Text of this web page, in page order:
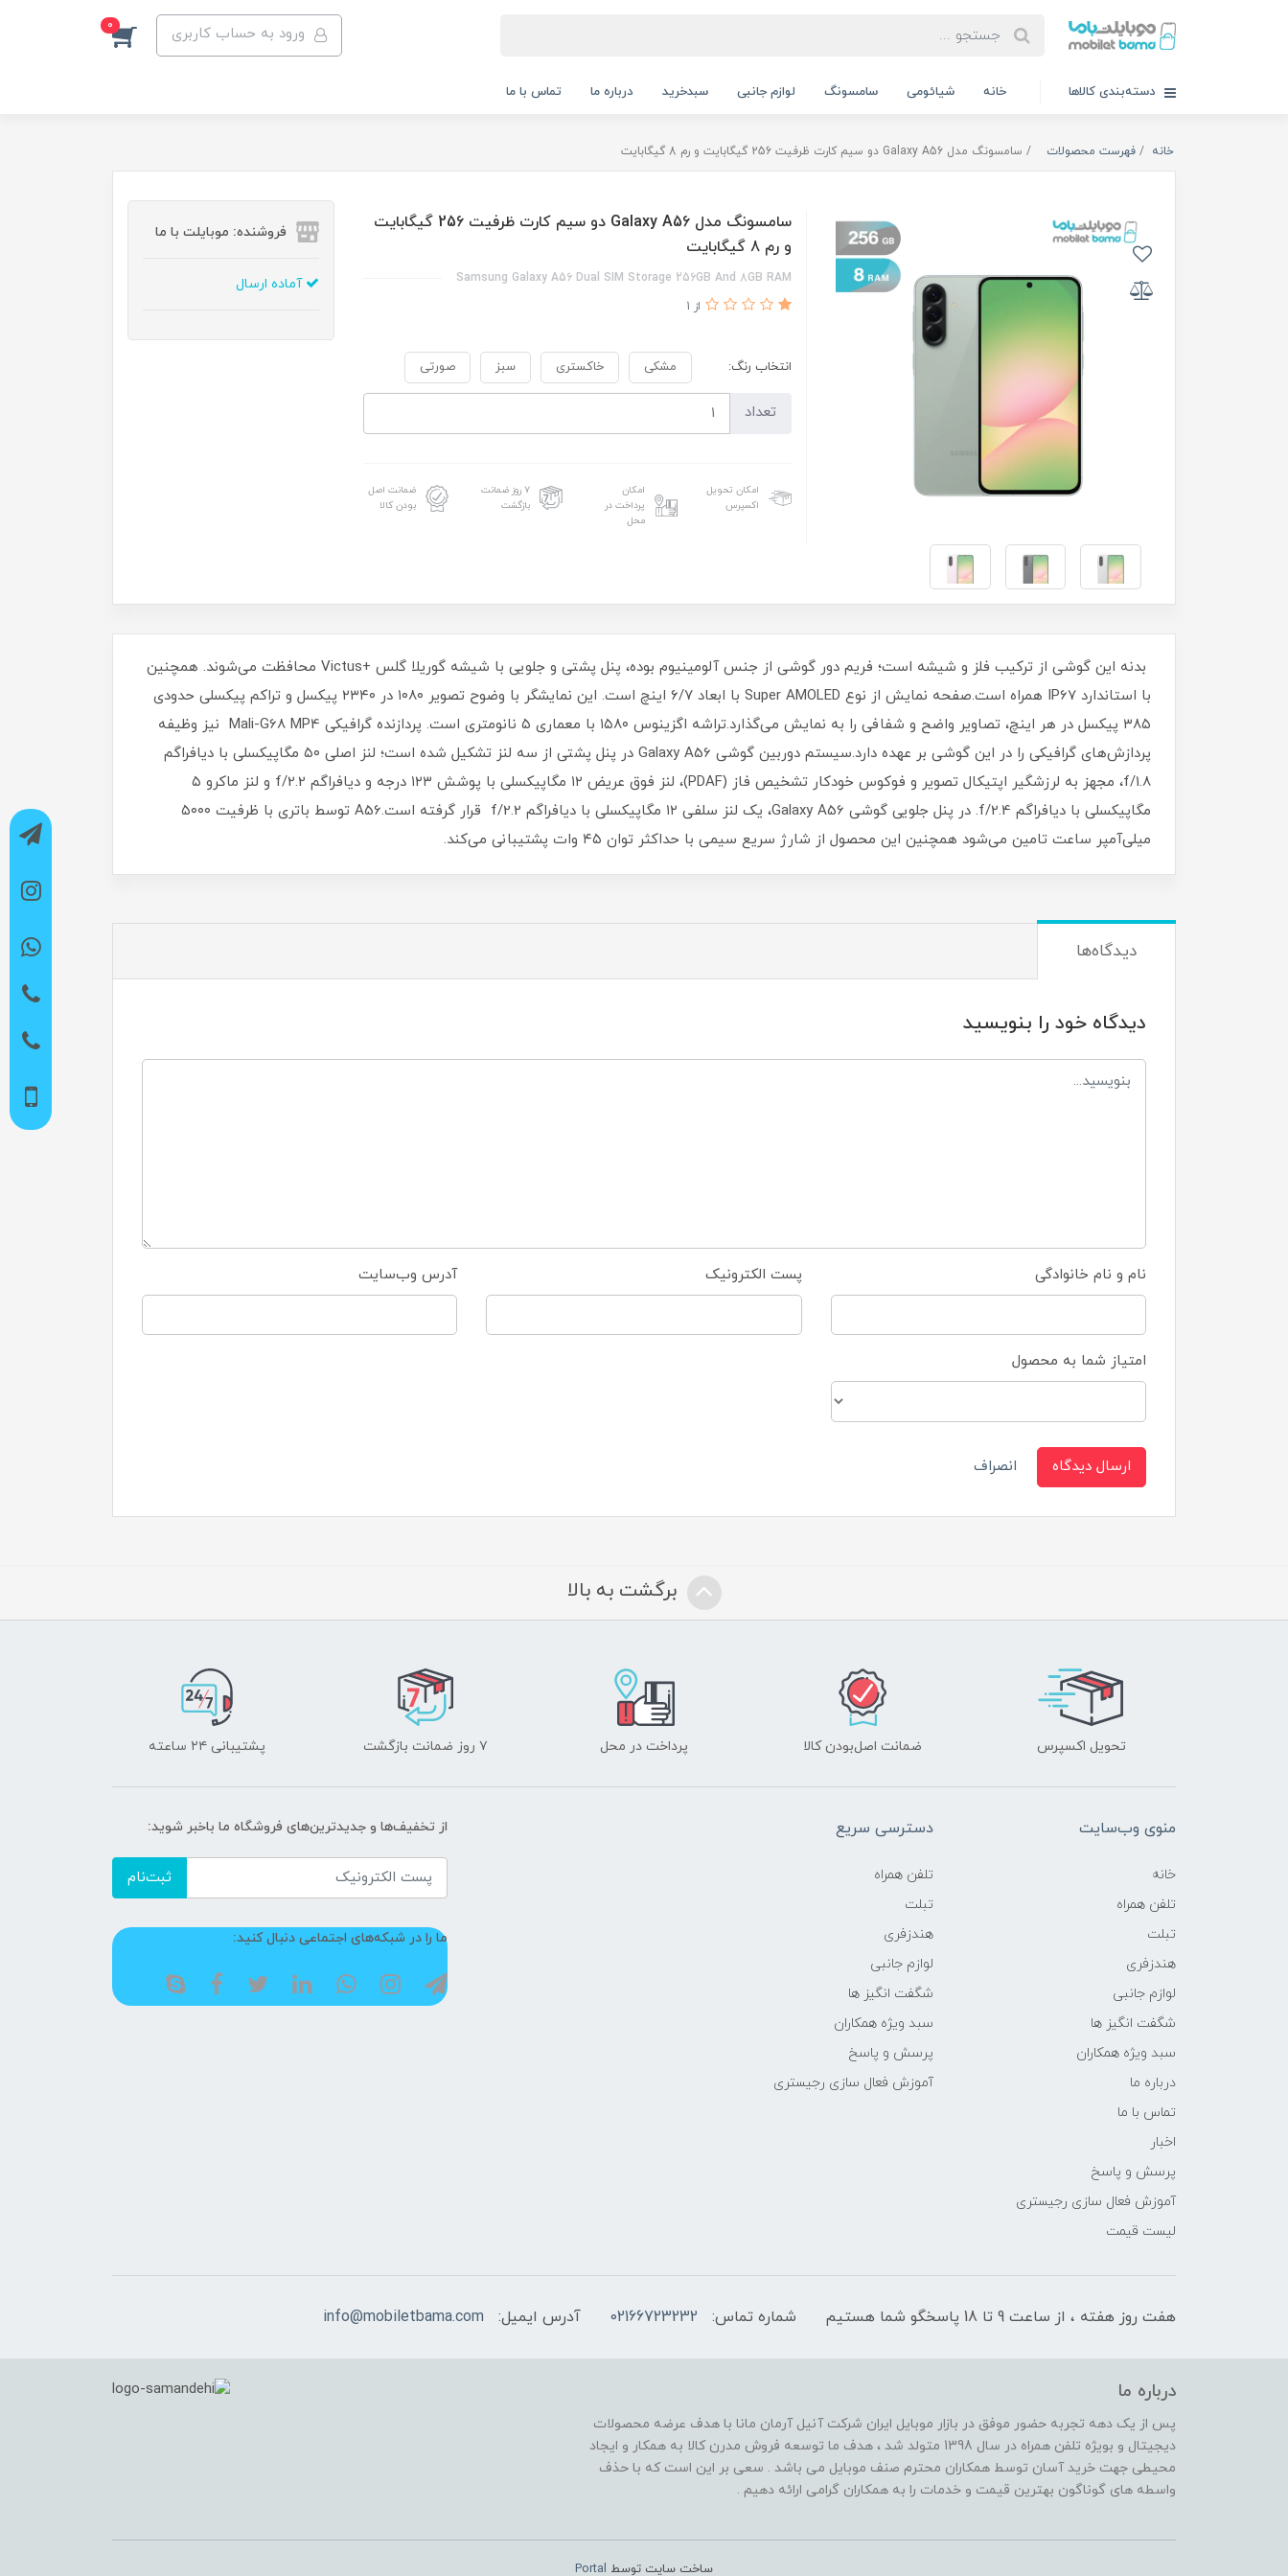
ورود به حساب کاربری 0
دسته‌بندی کالاها خانه شیائومی سامسونگ لوازم جانبی سبدخرید درباره ما تماس با ما
خانه فهرست محصولات سامسونگ مدل Galaxy A56 دو سیم کارت ظرفیت 256 گیگابایت و رم 8 گیگابایت
سامسونگ مدل Galaxy A56 دو سیم کارت ظرفیت 256 گیگابایت
و رم 8 گیگابایت
Samsung Galaxy A56 Dual SIM Storage 256GB And 8GB RAM
از 1
انتخاب رنگ: مشکی خاکستری سبز صورتی
تعداد
امکان تحویل
اکسپرس
امکان
پرداخت در
محل
۷ روز ضمانت
بازگشت
ضمانت اصل
بودن کالا
فروشنده: موبایلت با ما
آماده ارسال
بدنه این گوشی از ترکیب فلز و شیشه است؛ فریم دور گوشی از جنس آلومینیوم بوده، پنل پشتی و جلویی با شیشه گوریلا گلس +Victus محافظت می‌شوند. همچنین
با استاندارد IP67 همراه است.صفحه نمایش از نوع Super AMOLED با ابعاد ۶/۷ اینچ است. این نمایشگر با وضوح تصویر ۱۰۸۰ در ۲۳۴۰ پیکسل و تراکم پیکسلی حدودی
۳۸۵ پیکسل در هر اینچ، تصاویر واضح و شفافی را به نمایش می‌گذارد.تراشه اگزینوس ۱۵۸۰ با معماری ۵ نانومتری است. پردازنده گرافیکی Mali-G68 MP4 نیز وظیفه
پردازش‌های گرافیکی را در این گوشی بر عهده دارد.سیستم دوربین گوشی Galaxy A56 در پنل پشتی از سه لنز تشکیل شده است؛ لنز اصلی ۵۰ مگاپیکسلی با دیافراگم
f/1.8، مجهز به لرزشگیر اپتیکال تصویر و فوکوس خودکار تشخیص فاز (PDAF)، لنز فوق عریض ۱۲ مگاپیکسلی با پوشش ۱۲۳ درجه و دیافراگم f/2.2 و لنز ماکرو ۵
مگاپیکسلی با دیافراگم f/2.4. در پنل جلویی گوشی Galaxy A56، یک لنز سلفی ۱۲ مگاپیکسلی با دیافراگم f/2.2 قرار گرفته است.A56 توسط باتری با ظرفیت ۵۰۰۰
میلی‌آمپر ساعت تامین می‌شود همچنین این محصول از شارژ سریع سیمی با حداکثر توان ۴۵ وات پشتیبانی می‌کند.
دیدگاه‌ها
دیدگاه خود را بنویسید
نام و نام خانوادگی پست الکترونیک آدرس وب‌سایت
امتیاز شما به محصول
ارسال دیدگاه انصراف
برگشت به بالا
تحویل اکسپرس ضمانت اصل‌بودن کالا پرداخت در محل ۷ روز ضمانت بازگشت پشتیبانی ۲۴ ساعته
منوی وب‌سایت
خانه
تلفن همراه
تبلت
هندزفری
لوازم جانبی
شگفت انگیز ها
سبد ویژه همکاران
درباره ما
تماس با ما
اخبار
پرسش و پاسخ
آموزش فعال سازی رجیستری
لیست قیمت
دسترسی سریع
تلفن همراه
تبلت
هندزفری
لوازم جانبی
شگفت انگیز ها
سبد ویژه همکاران
پرسش و پاسخ
آموزش فعال سازی رجیستری
از تخفیف‌ها و جدیدترین‌های فروشگاه ما باخبر شوید:
ثبت‌نام
ما را در شبکه‌های اجتماعی دنبال کنید:
هفت روز هفته ، از ساعت 9 تا 18 پاسخگو شما هستیم شماره تماس: 02166723232 آدرس ایمیل: info@mobiletbama.com
درباره ما
پس از یک دهه تجربه حضور موفق در بازار موبایل ایران شرکت آنیل آرمان مانا با هدف عرضه محصولات
دیجیتال و بویژه تلفن همراه در سال 1398 متولد شد ، هدف ما توسعه فروش مدرن کالا به همکار و ایجاد
محیطی جهت خرید آسان توسط همکاران محترم صنف موبایل می باشد . سعی بر این است که با حذف
واسطه های گوناگون بهترین قیمت و خدمات را به همکاران گرامی ارائه دهیم .
ساخت سایت توسط Portal